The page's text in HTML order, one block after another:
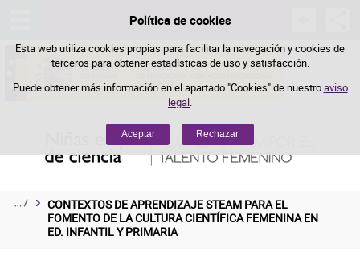
Política de cookies
Esta web utiliza cookies propias para facilitar la navegación y cookies de
terceros para obtener estadísticas de uso y satisfacción.
Puede obtener más información en el apartado "Cookies" de nuestroaviso
legal
Aceptar Rechazar
Saltar al contenido
CONTEXTOS DE APRENDIZAJE STEAM PARA EL
FOMENTO DE LA CULTURA CIENTÍFICA FEMENINA EN
ED. INFANTIL Y PRIMARIA